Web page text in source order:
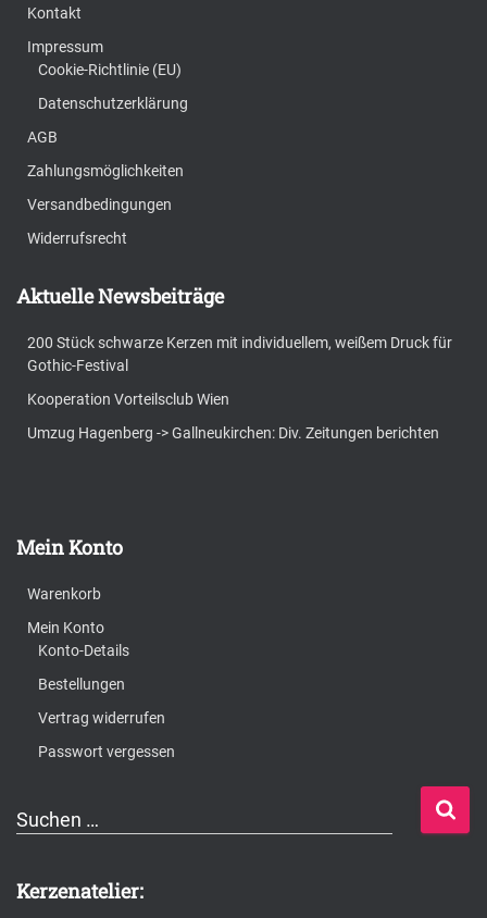
Kontakt
Impressum
Cookie-Richtlinie (EU)
Datenschutzerklärung
AGB
Zahlungsmöglichkeiten
Versandbedingungen
Widerrufsrecht
Aktuelle Newsbeiträge
200 Stück schwarze Kerzen mit individuellem, weißem Druck für
Gothic-Festival
Kooperation Vorteilsclub Wien
Umzug Hagenberg -> Gallneukirchen: Div. Zeitungen berichten
Mein Konto
Warenkorb
Mein Konto
Konto-Details
Bestellungen
Vertrag widerrufen
Passwort vergessen
S
u
h
Suchen …
Kerzenatelier: